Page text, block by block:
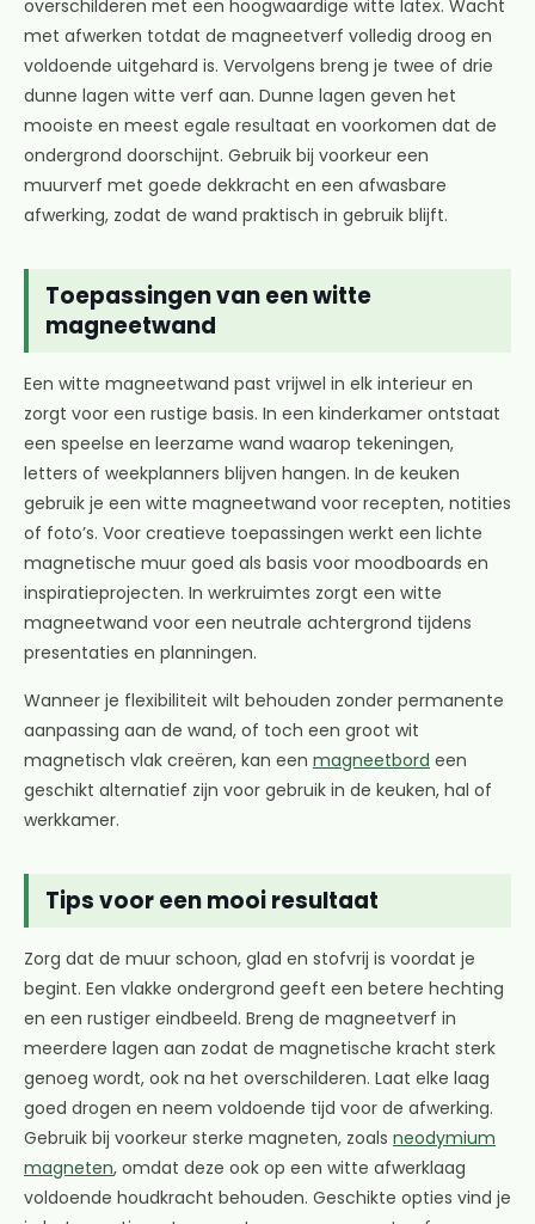
overschilderen met een hoogwaardige witte latex. Wacht
met afwerken totdat de magneetverf volledig droog en
voldoende uitgehard is. Vervolgens breng je twee of drie
dunne lagen witte verf aan. Dunne lagen geven het
mooiste en meest egale resultaat en voorkomen dat de
ondergrond doorschijnt. Gebruik bij voorkeur een
muurverf met goede dekkracht en een afwasbare
afwerking, zodat de wand praktisch in gebruik blijft.
Toepassingen van een witte
magneetwand
Een witte magneetwand past vrijwel in elk interieur en
zorgt voor een rustige basis. In een kinderkamer ontstaat
een speelse en leerzame wand waarop tekeningen,
letters of weekplanners blijven hangen. In de keuken
gebruik je een witte magneetwand voor recepten, notities
of foto’s. Voor creatieve toepassingen werkt een lichte
magnetische muur goed als basis voor moodboards en
inspiratieprojecten. In werkruimtes zorgt een witte
magneetwand voor een neutrale achtergrond tijdens
presentaties en planningen.
Wanneer je flexibiliteit wilt behouden zonder permanente
aanpassing aan de wand, of toch een groot wit
magnetisch vlak creëren, kan een magneetbord een
geschikt alternatief zijn voor gebruik in de keuken, hal of
werkkamer.
Tips voor een mooi resultaat
Zorg dat de muur schoon, glad en stofvrij is voordat je
begint. Een vlakke ondergrond geeft een betere hechting
en een rustiger eindbeeld. Breng de magneetverf in
meerdere lagen aan zodat de magnetische kracht sterk
genoeg wordt, ook na het overschilderen. Laat elke laag
goed drogen en neem voldoende tijd voor de afwerking.
Gebruik bij voorkeur sterke magneten, zoals neodymium
magneten, omdat deze ook op een witte afwerklaag
voldoende houdkracht behouden. Geschikte opties vind je